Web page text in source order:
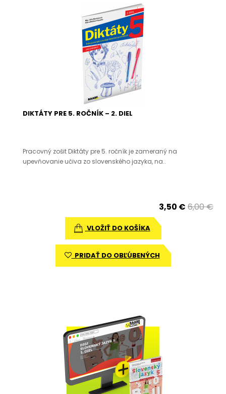
DIKTÁTY PRE 5. ROČNÍK – 2. DIEL
Pracovný zošit Diktáty pre 5. ročník je zameraný na
upevňovanie učiva zo slovenského jazyka, na..
3,50 € 6,00 €
VLOŽIŤ DO KOŠÍKA
PRIDAŤ DO OBĽÚBENÝCH